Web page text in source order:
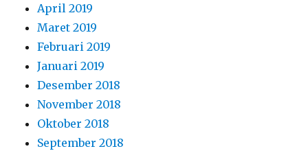
April 2019
Maret 2019
Februari 2019
Januari 2019
Desember 2018
November 2018
Oktober 2018
September 2018